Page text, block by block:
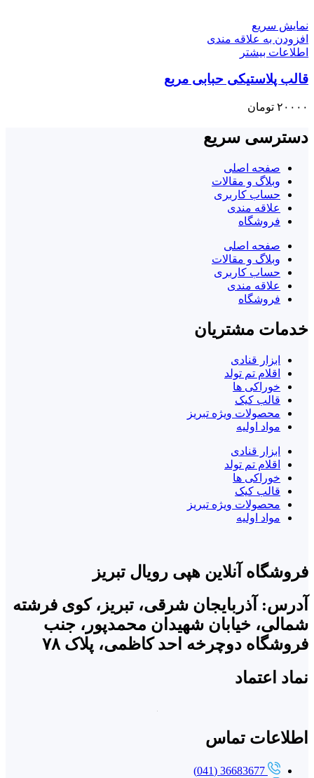
نمایش سریع
افزودن به علاقه مندی
اطلاعات بیشتر
قالب پلاستیکی حبابی مربع
۲۰۰۰۰ تومان
دسترسی سریع
صفحه اصلی
وبلاگ و مقالات
حساب کاربری
علاقه مندی
فروشگاه
صفحه اصلی
وبلاگ و مقالات
حساب کاربری
علاقه مندی
فروشگاه
خدمات مشتریان
ابزار قنادی
اقلام تم تولد
خوراکی ها
قالب کیک
محصولات ویژه تبریز
مواد اولیه
ابزار قنادی
اقلام تم تولد
خوراکی ها
قالب کیک
محصولات ویژه تبریز
مواد اولیه
فروشگاه آنلاین هپی رویال تبریز
آدرس: آذربایجان شرقی، تبریز، کوی فرشته
شمالی، خیابان شهیدان محمدپور، جنب
فروشگاه دوچرخه احد کاظمی، پلاک ۷۸
نماد اعتماد
اطلاعات تماس
36683677 (041)